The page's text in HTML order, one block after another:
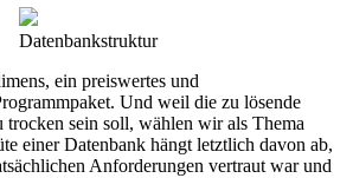
Datenbankstruktur
ein preiswertes und
Und weil die zu lösende
sein soll, wählen wir als Thema
einer Datenbank hängt letztlich davon ab,
Anforderungen vertraut war und